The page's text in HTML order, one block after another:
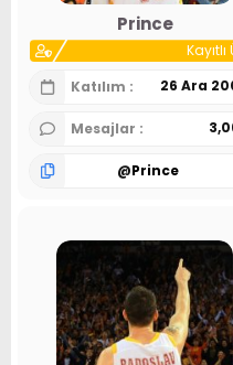
Prince
Kayıtlı
Katılım
26 Ara
Mesajlar
@Prince